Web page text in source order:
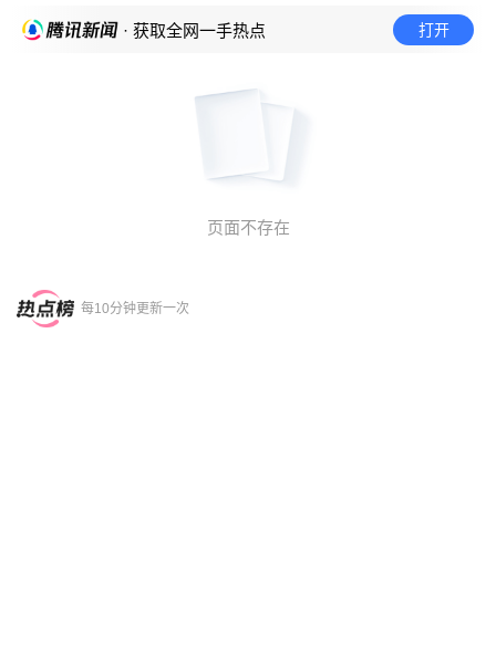
· 获取全网一手热点 打开
页面不存在
每10分钟更新一次